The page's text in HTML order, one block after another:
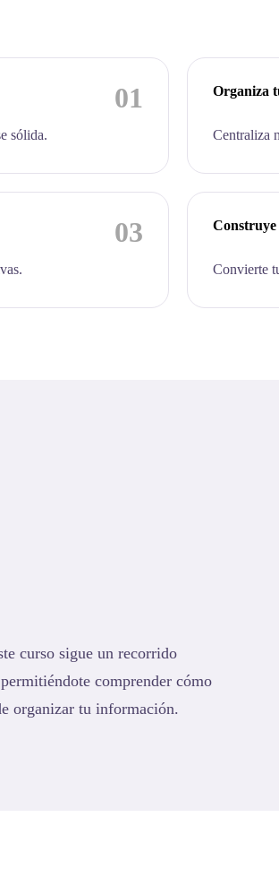
01
sólida.
Organiza
Centraliza
03 Construye
Convierte
curso sigue un recorrido
comprender cómo
organizar tu información.